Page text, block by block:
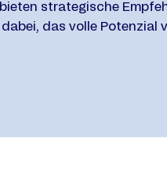
bieten strategische
dabei, das volle Potenzial